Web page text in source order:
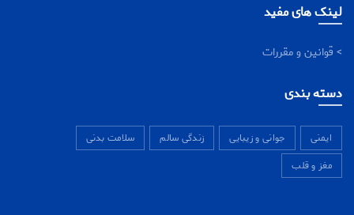
لینک های مفید
> قوانین و مقررات
دسته بندی
ایمنی جوانی و زیبایی زندگی سالم
سلامت بدنی
مغز و قلب